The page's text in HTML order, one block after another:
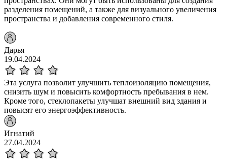
разделения помещений, а также для визуального увеличения
пространства и добавления современного стиля.
Дарья
19.04.2024
Эта услуга позволит улучшить теплоизоляцию помещения,
снизить шум и повысить комфортность пребывания в нем.
Кроме того, стеклопакеты улучшат внешний вид здания и
повысят его энергоэффективность.
Игнатий
27.04.2024